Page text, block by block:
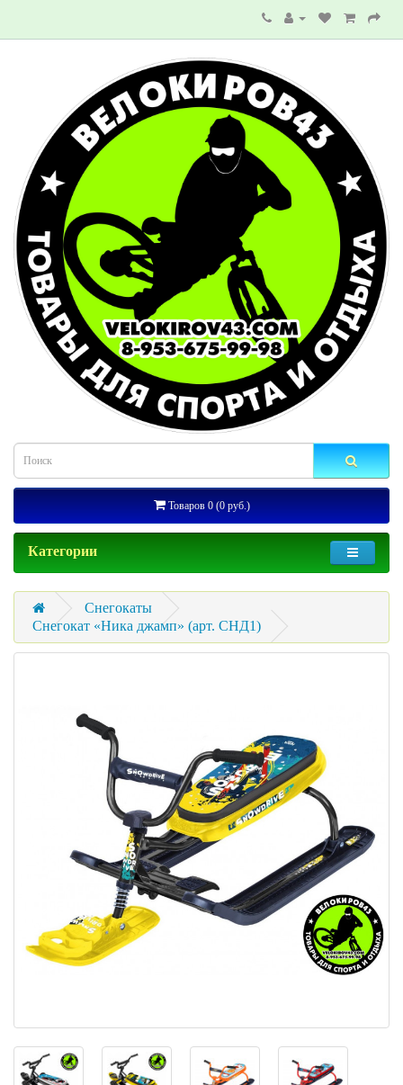
Товаров 0 (0 руб.)
Категории
Снегокаты
Снегокат «Ника джамп» (арт. СНД1)